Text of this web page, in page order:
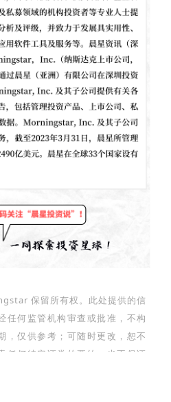
保留所有权。此处提供的信
任何监管机构审查或批准，不构
，仅供参考；可随时更改，恕不
任何特定证券的要约，也不保证
。过往表现不保证未来结果。